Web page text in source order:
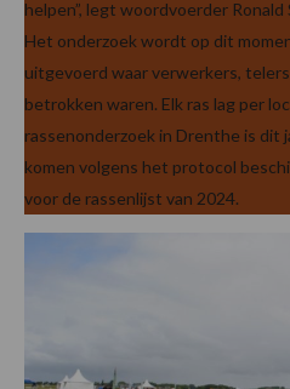
helpen”, legt woordvoerder
Het onderzoek wordt op dit
uitgevoerd waar verwerkers,
betrokken waren. Elk ras lag per
rassenonderzoek in Drenthe is dit
komen volgens het protocol
voor de rassenlijst van 2024.